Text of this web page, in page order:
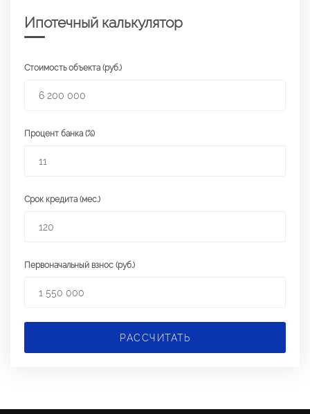
Ипотечный калькулятор
Стоимость объекта (руб.)
Процент банка (%)
Срок кредита (мес.)
Первоначальный взнос (руб.)
РАССЧИТАТЬ